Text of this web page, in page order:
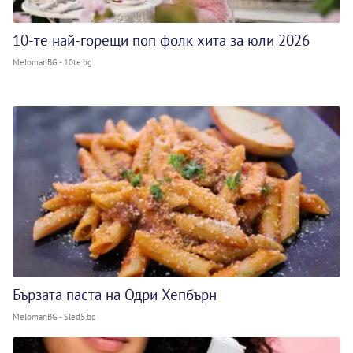
10-те най-горещи поп фолк хита за юли 2026
MelomanBG - 10te.bg
Бързата паста на Одри Хепбърн
MelomanBG - Sled5.bg